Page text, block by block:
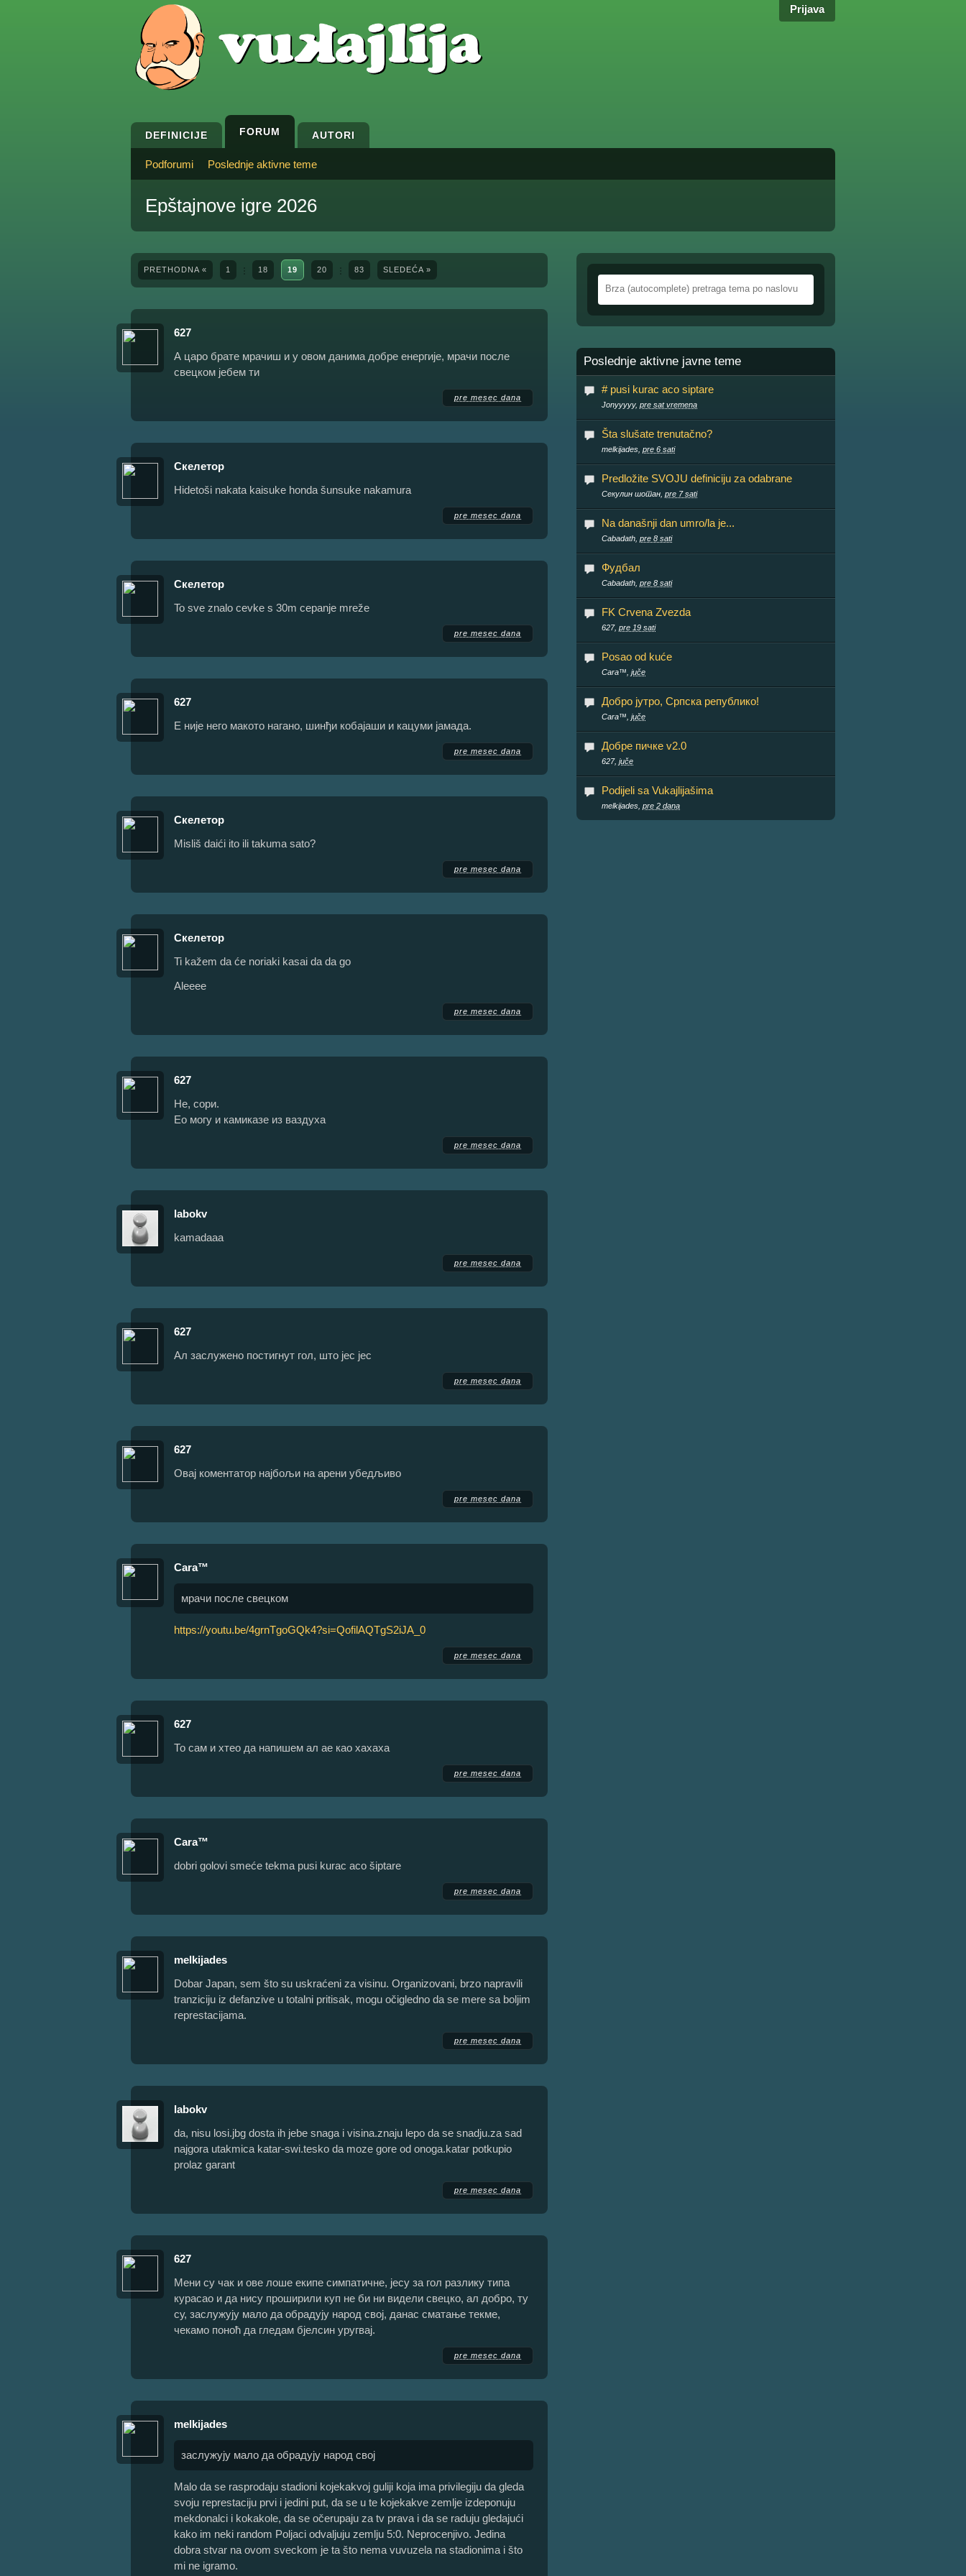
Prijava
DEFINICIJE FORUM AUTORI
Podforumi Poslednje aktivne teme
Epštajnove igre 2026
PRETHODNA « 1 18 19 20 83 SLEDEĆA »
627
А царо брате мрачиш и у овом данима добре енергије, мрачи после
свецком јебем ти
pre mesec dana
Скелетор
Hidetoši nakata kaisuke honda šunsuke nakamura
pre mesec dana
Скелетор
To sve znalo cevke s 30m cepanje mreže
pre mesec dana
627
Е није него макото нагано, шинђи кобајаши и кацуми јамада.
pre mesec dana
Скелетор
Misliš daići ito ili takuma sato?
pre mesec dana
Скелетор
Ti kažem da će noriaki kasai da da go
Aleeee
pre mesec dana
627
Не, сори.
Ео могу и камиказе из ваздуха
pre mesec dana
labokv
kamadaaa
pre mesec dana
627
Ал заслужено постигнут гол, што јес јес
pre mesec dana
627
Овај коментатор најбољи на арени убедљиво
pre mesec dana
Cara™
мрачи после свецком
https://youtu.be/4grnTgoGQk4?si=QofilAQTgS2iJA_0
pre mesec dana
627
То сам и хтео да напишем ал ае као хахаха
pre mesec dana
Cara™
dobri golovi smeće tekma pusi kurac aco šiptare
pre mesec dana
melkijades
Dobar Japan, sem što su uskraćeni za visinu. Organizovani, brzo napravili
tranziciju iz defanzive u totalni pritisak, mogu očigledno da se mere sa boljim
represtacijama.
pre mesec dana
labokv
da, nisu losi.jbg dosta ih jebe snaga i visina.znaju lepo da se snadju.za sad
najgora utakmica katar-swi.tesko da moze gore od onoga.katar potkupio
prolaz garant
pre mesec dana
627
Мени су чак и ове лоше екипе симпатичне, јесу за гол разлику типа
курасао и да нису проширили куп не би ни видели свецко, ал добро, ту
су, заслужују мало да обрадују народ свој, данас сматање текме,
чекамо поноћ да гледам бјелсин уругвај.
pre mesec dana
melkijades
заслужују мало да обрадују народ своj
Malo da se rasprodaju stadioni kojekakvoj guliji koja ima privilegiju da gleda
svoju represtaciju prvi i jedini put, da se u te kojekakve zemlje izdeponuju
mekdonalci i kokakole, da se očerupaju za tv prava i da se raduju gledajući
kako im neki random Poljaci odvaljuju zemlju 5:0. Neprocenjivo. Jedina
dobra stvar na ovom sveckom je ta što nema vuvuzela na stadionima i što
mi ne igramo.
Poslednje aktivne javne teme
# pusi kurac aco siptare
Jonyyyyy, pre sat vremena
Šta slušate trenutačno?
melkijades, pre 6 sati
Predložite SVOJU definiciju za odabrane
Секулин шотан, pre 7 sati
Na današnji dan umro/la je...
Cabadath, pre 8 sati
Фудбал
Cabadath, pre 8 sati
FK Crvena Zvezda
627, pre 19 sati
Posao od kuće
Cara™, juče
Добро јутро, Српска републико!
Cara™, juče
Добре пичке v2.0
627, juče
Podijeli sa Vukajlijašima
melkijades, pre 2 dana